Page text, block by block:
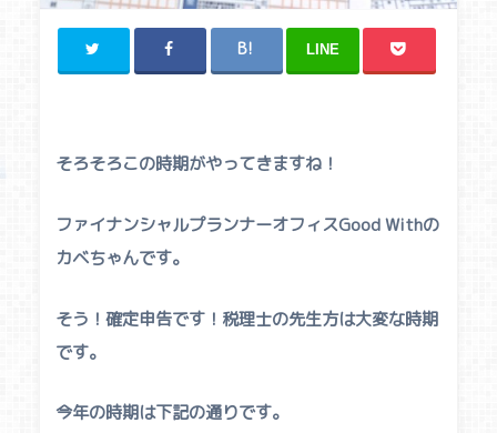
LINE
そろそろこの時期がやってきますね！
ファイナンシャルプランナーオフィスGood Withの
カベちゃんです。
そう！ 確定申告です！ 税理士の先生方は大変な時期
です。
今年の時期は下記の通りです。